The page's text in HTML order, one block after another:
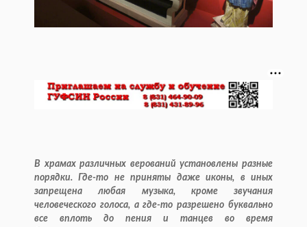
В храмах различных верований установлены разные
порядки. Где-то не приняты даже иконы, в иных
запрещена любая музыка, кроме звучания
человеческого голоса, а где-то разрешено буквально
все вплоть до пения и танцев во время